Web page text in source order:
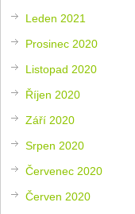
Leden 2021
Prosinec 2020
Listopad 2020
Říjen 2020
Září 2020
Srpen 2020
Červenec 2020
Červen 2020